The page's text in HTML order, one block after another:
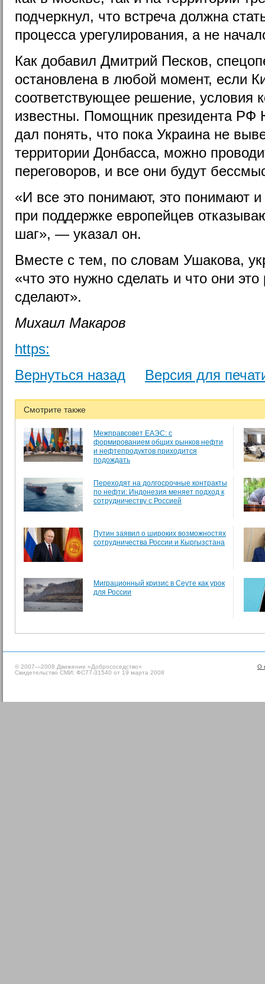
подчеркнул, что встреча должна
процесса урегулирования, а не
Как добавил Дмитрий Песков,
остановлена в любой момент, если
соответствующее решение, условия
известны. Помощник президента
дал понять, что пока Украина не
территории Донбасса, можно
переговоров, и все они будут
«И все это понимают, это понимают
при поддержке европейцев
шаг», — указал он.
Вместе с тем, по словам Ушакова,
«что это нужно сделать и что они
сделают».
Михаил Макаров
https:
Вернуться назад
Версия для
Смотрите также
Межправсовет ЕАЭС: с
формированием общих рынков нефти
и нефтепродуктов приходится
подождать
Переходят на долгосрочные контракты
по нефти: Индонезия меняет подход к
сотрудничеству с Россией
Путин заявил о широких возможностях
сотрудничества России и Кыргызстана
Миграционный кризис в Сеуте как урок
для России
О
© 2007—2008 Движение «Добрососедство»
Свидетельство СМИ: ФС77-31540 от 19 марта 2008